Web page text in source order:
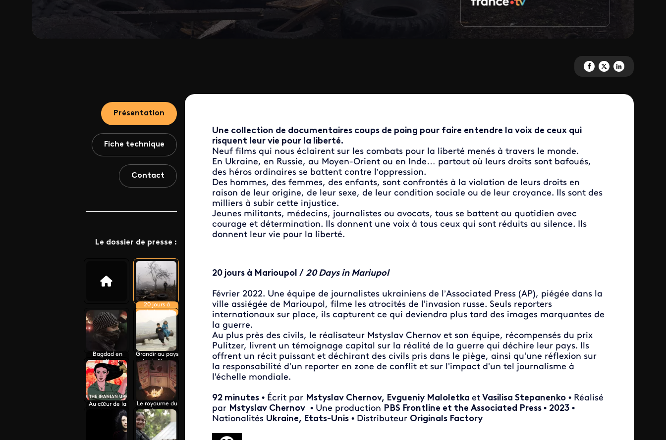
Partagez '20 jours à
Partagez '20 jours à
Partagez '20 jours
Présentation
Fiche technique
Contact
Le dossier de presse :
20 jours à
Marioupol
Bagdad en
colère
Grandir au pays
des talibans
Au cœur de la
iranienne
Le royaume du
silence
Une collection de documentaires coups de poing pour faire entendre la voix de ceux qui
risquent leur vie pour la liberté.
Neuf films qui nous éclairent sur les combats pour la liberté menés à travers le monde.
En Ukraine, en Russie, au Moyen-Orient ou en Inde… partout où leurs droits sont bafoués,
des héros ordinaires se battent contre l’oppression.
Des hommes, des femmes, des enfants, sont confrontés à la violation de leurs droits en
raison de leur origine, de leur sexe, de leur condition sociale ou de leur croyance. Ils sont des
milliers à subir cette injustice.
Jeunes militants, médecins, journalistes ou avocats, tous se battent au quotidien avec
courage et détermination. Ils donnent une voix à tous ceux qui sont réduits au silence. Ils
donnent leur vie pour la liberté.
20 jours à Marioupol / 20 Days in Mariupol
Février 2022. Une équipe de journalistes ukrainiens de l’Associated Press (AP), piégée dans la
ville assiégée de Marioupol, filme les atrocités de l'invasion russe. Seuls reporters
internationaux sur place, ils capturent ce qui deviendra plus tard des images marquantes de
la guerre.
Au plus près des civils, le réalisateur Mstyslav Chernov et son équipe, récompensés du prix
Pulitzer, livrent un témoignage capital sur la réalité de la guerre qui déchire leur pays. Ils
offrent un récit puissant et déchirant des civils pris dans le piège, ainsi qu'une réflexion sur
la responsabilité d'un reporter en zone de conflit et sur l'impact d'un tel journalisme à
l'échelle mondiale.
92 minutes• Écrit par Mstyslav Chernov, Evgueniy Maloletka etVasilisa Stepanenko• Réalisé
par Mstyslav Chernov• Une production PBS Frontline et the Associated Press • 2023•
Nationalités Ukraine, Etats-Unis• Distributeur Originals Factory